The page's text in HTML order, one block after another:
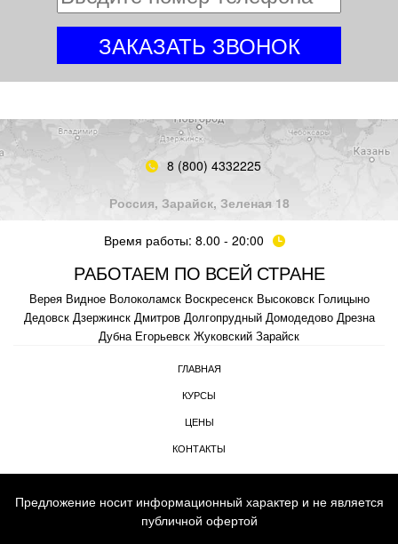
8 (800) 4332225
Россия, Зарайск, Зеленая 18
Время работы: 8.00 - 20:00
РАБОТАЕМ ПО ВСЕЙ СТРАНЕ
Верея Видное Волоколамск Воскресенск Высоковск Голицыно
Дедовск Дзержинск Дмитров Долгопрудный Домодедово Дрезна
Дубна Егорьевск Жуковский Зарайск
ГЛАВНАЯ
КУРСЫ
ЦЕНЫ
КОНТАКТЫ
Предложение носит информационный характер и не является
публичной офертой